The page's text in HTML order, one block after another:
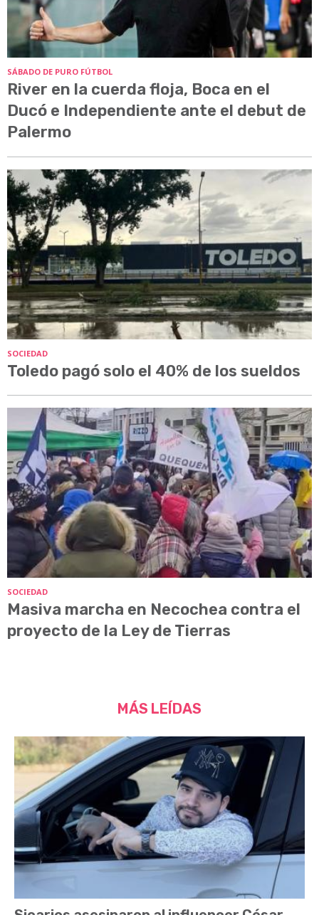
SÁBADO DE PURO FÚTBOL
River en la cuerda floja, Boca en el
Ducó e Independiente ante el debut de
Palermo
SOCIEDAD
Toledo pagó solo el 40% de los sueldos
SOCIEDAD
Masiva marcha en Necochea contra el
proyecto de la Ley de Tierras
MÁS LEÍDAS